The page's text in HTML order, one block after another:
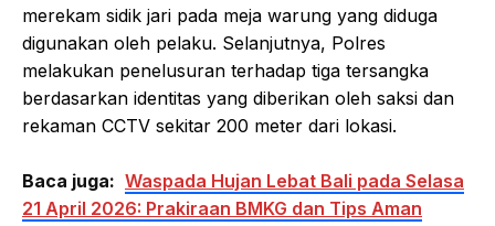
merekam sidik jari pada meja warung yang diduga
digunakan oleh pelaku. Selanjutnya, Polres
melakukan penelusuran terhadap tiga tersangka
berdasarkan identitas yang diberikan oleh saksi dan
rekaman CCTV sekitar 200 meter dari lokasi.
Baca juga: Waspada Hujan Lebat Bali pada Selasa
21 April 2026: Prakiraan BMKG dan Tips Aman